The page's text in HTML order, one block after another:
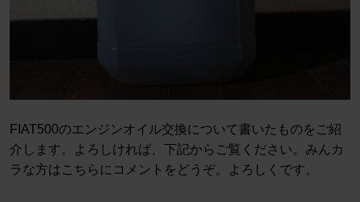
FIAT500のエンジンオイル交換について書いたものをご紹
介します。よろしければ、下記からご覧ください。みんカ
ラな方はこちらにコメントをどうぞ。よろしくです。